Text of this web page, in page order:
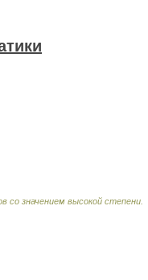
со значением высокой степени